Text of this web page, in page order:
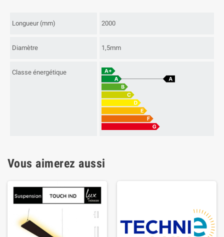
Longueur (mm) 2000
Diamètre 1,5mm
Classe énergétique
Vous aimerez aussi